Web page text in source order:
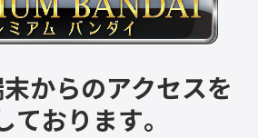
からのアクセスを
ております。